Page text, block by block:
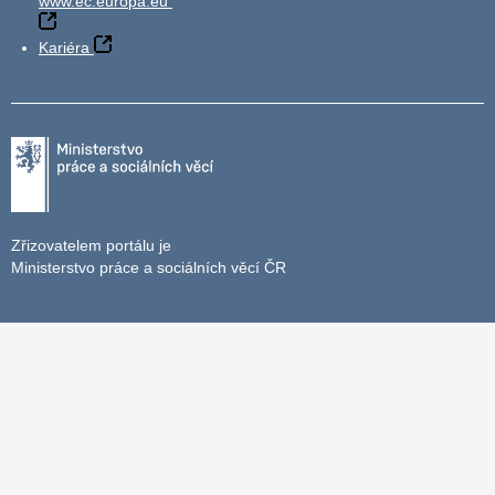
Kariéra
Zřizovatelem portálu je
Ministerstvo práce a sociálních věcí ČR